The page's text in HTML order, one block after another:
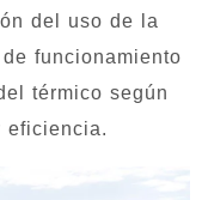
del uso de la
funcionamiento
térmico según
eficiencia.